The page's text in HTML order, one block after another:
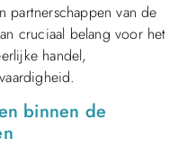
partnerschappen van de
cruciaal belang voor het
handel,
binnen de